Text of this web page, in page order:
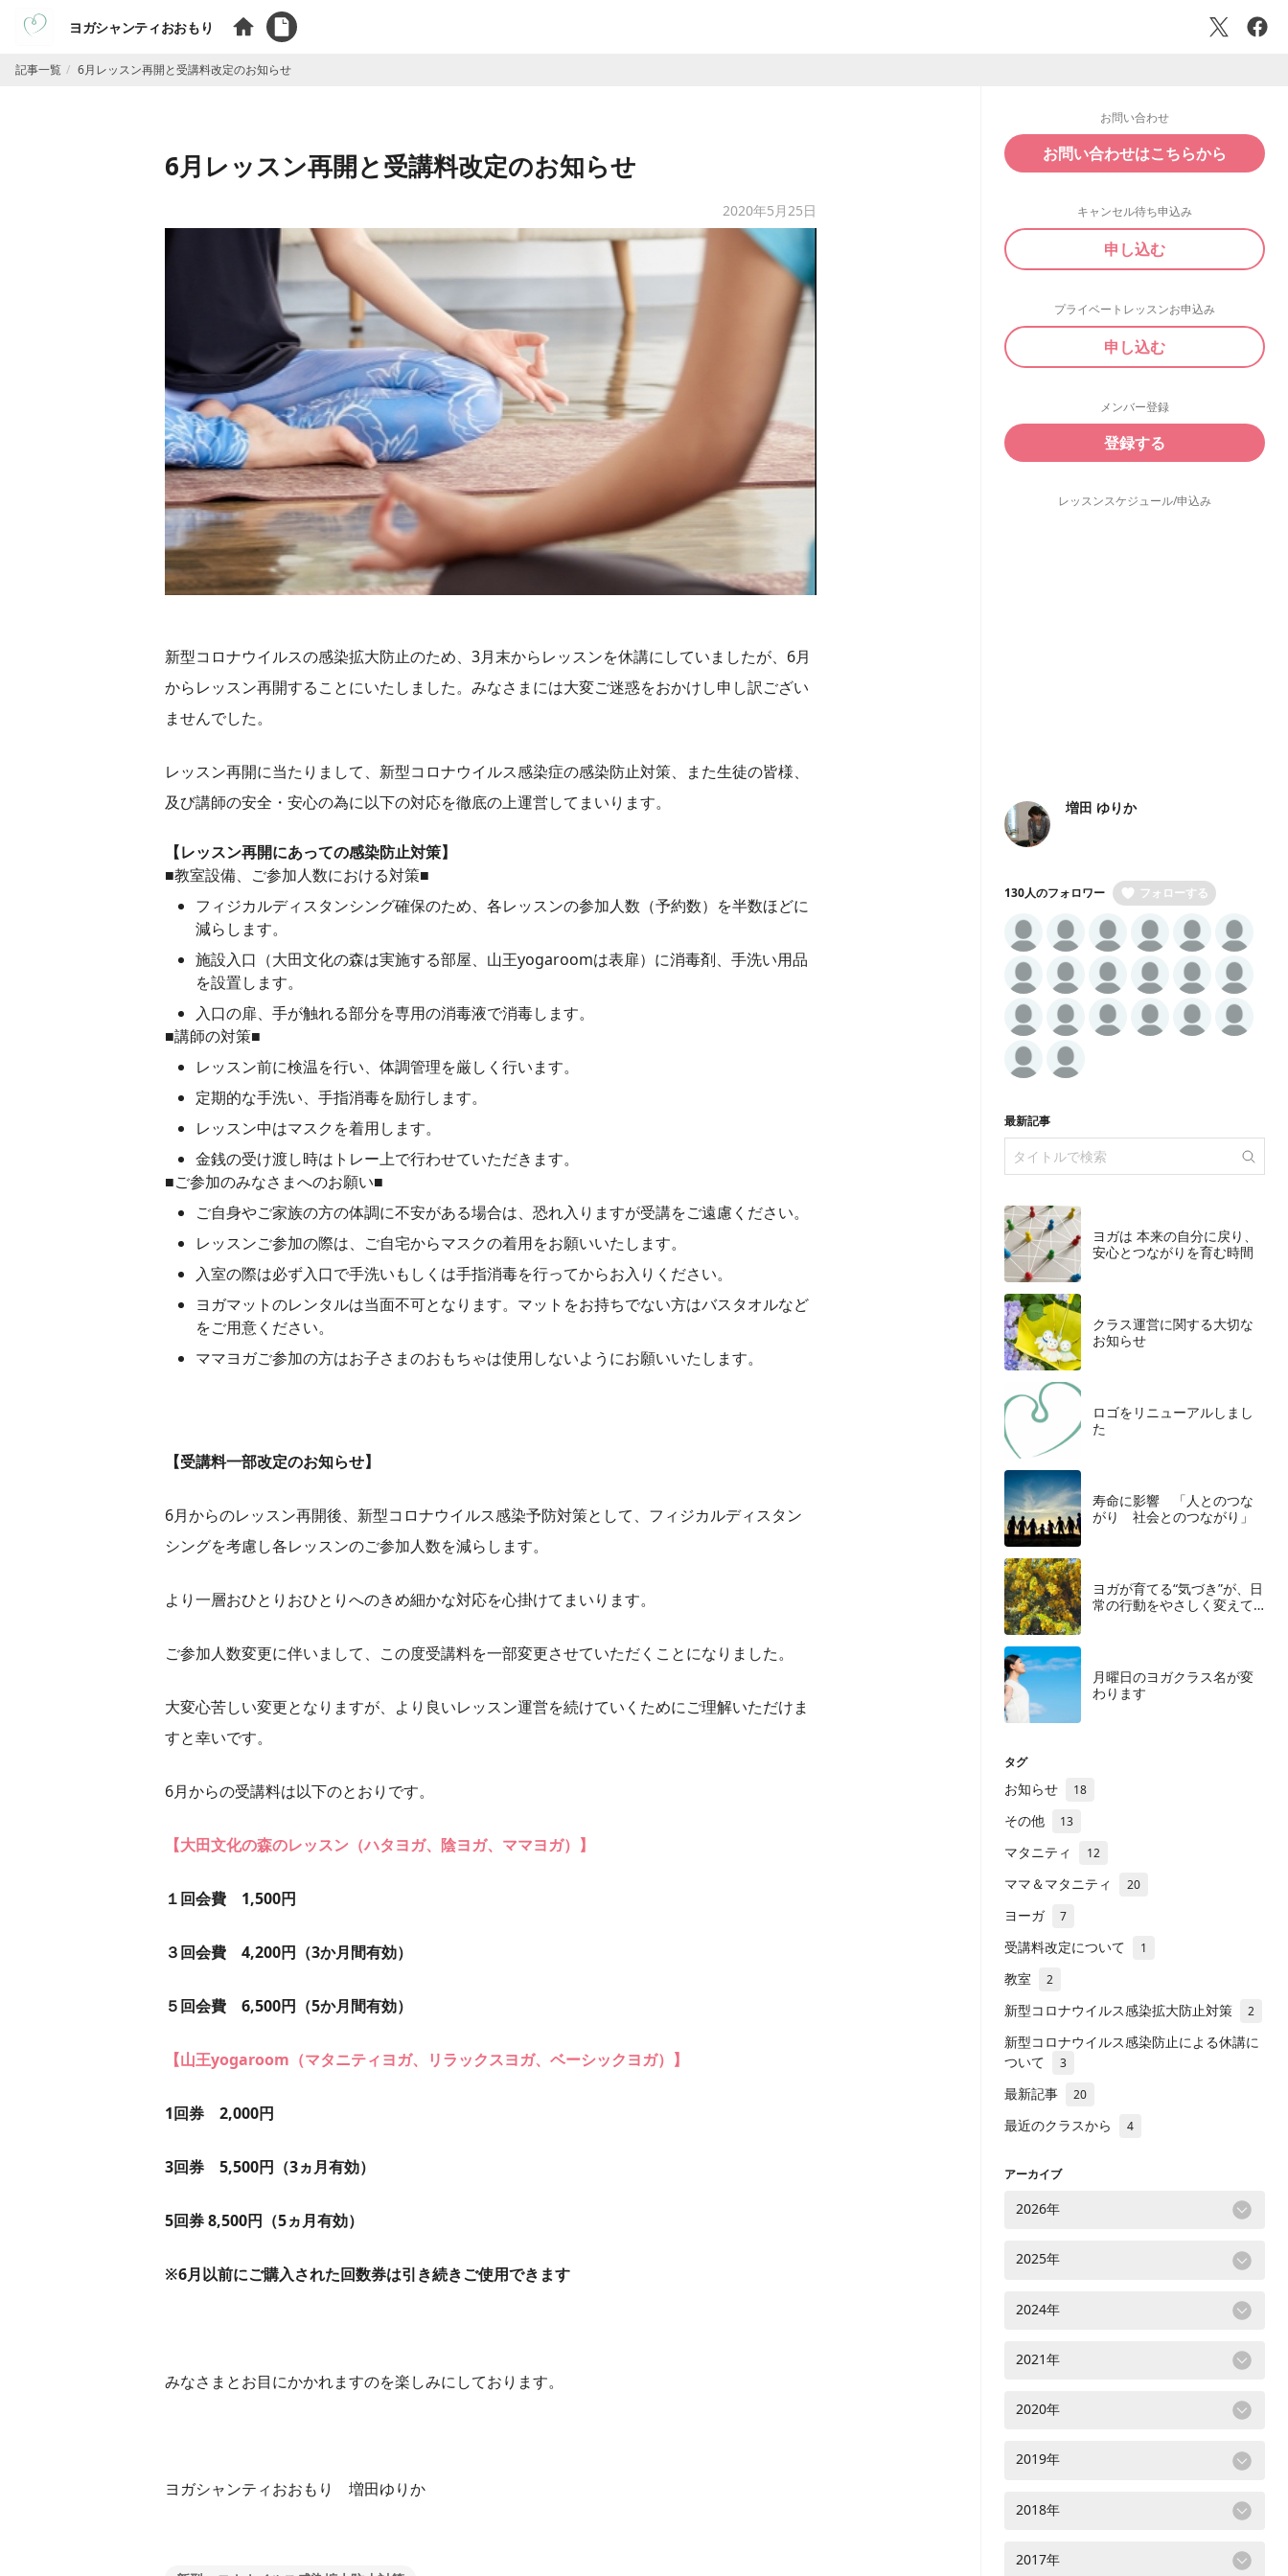
ヨガシャンティおおもり
記事一覧 6月レッスン再開と受講料改定のお知らせ
6月レッスン再開と受講料改定のお知らせ
2020年5月25日
新型コロナウイルスの感染拡大防止のため、3月末からレッスンを休講にしていましたが、6月
からレッスン再開することにいたしました。みなさまには大変ご迷惑をおかけし申し訳ござい
ませんでした。
レッスン再開に当たりまして、新型コロナウイルス感染症の感染防止対策、また生徒の皆様、
及び講師の安全・安心の為に以下の対応を徹底の上運営してまいります。
【レッスン再開にあっての感染防止対策】
■教室設備、ご参加人数における対策■
フィジカルディスタンシング確保のため、各レッスンの参加人数（予約数）を半数ほどに
減らします。
施設入口（大田文化の森は実施する部屋、山王yogaroomは表扉）に消毒剤、手洗い用品
を設置します。
入口の扉、手が触れる部分を専用の消毒液で消毒します。
■講師の対策■
レッスン前に検温を行い、体調管理を厳しく行います。
定期的な手洗い、手指消毒を励行します。
レッスン中はマスクを着用します。
金銭の受け渡し時はトレー上で行わせていただきます。
■ご参加のみなさまへのお願い■
ご自身やご家族の方の体調に不安がある場合は、恐れ入りますが受講をご遠慮ください。
レッスンご参加の際は、ご自宅からマスクの着用をお願いいたします。
入室の際は必ず入口で手洗いもしくは手指消毒を行ってからお入りください。
ヨガマットのレンタルは当面不可となります。マットをお持ちでない方はバスタオルなど
をご用意ください。
ママヨガご参加の方はお子さまのおもちゃは使用しないようにお願いいたします。
【受講料一部改定のお知らせ】
6月からのレッスン再開後、新型コロナウイルス感染予防対策として、フィジカルディスタン
シングを考慮し各レッスンのご参加人数を減らします。
より一層おひとりおひとりへのきめ細かな対応を心掛けてまいります。
ご参加人数変更に伴いまして、この度受講料を一部変更させていただくことになりました。
大変心苦しい変更となりますが、より良いレッスン運営を続けていくためにご理解いただけま
すと幸いです。
6月からの受講料は以下のとおりです。
【大田文化の森のレッスン（ハタヨガ、陰ヨガ、ママヨガ）】
１回会費 1,500円
３回会費 4,200円（3か月間有効）
５回会費 6,500円（5か月間有効）
【山王yogaroom（マタニティヨガ、リラックスヨガ、ベーシックヨガ）】
1回券 2,000円
3回券 5,500円（3ヵ月有効）
5回券 8,500円（5ヵ月有効）
※6月以前にご購入された回数券は引き続きご使用できます
みなさまとお目にかかれますのを楽しみにしております。
ヨガシャンティおおもり 増田ゆりか
お問い合わせ
お問い合わせはこちらから
キャンセル待ち申込み
申し込む
プライベートレッスンお申込み
申し込む
メンバー登録
登録する
レッスンスケジュール/申込み
増田 ゆりか
130人のフォロワー フォローする
最新記事
ヨガは 本来の自分に戻り、
安心とつながりを育む時間
クラス運営に関する大切な
お知らせ
ロゴをリニューアルしまし
た
寿命に影響 「人とのつな
がり 社会とのつながり」
ヨガが育てる“気づき”が、日
常の行動をやさしく変えて
月曜日のヨガクラス名が変
わります
タグ
お知らせ 18
その他 13
マタニティ 12
ママ＆マタニティ 20
ヨーガ 7
受講料改定について 1
教室 2
新型コロナウイルス感染拡大防止対策 2
新型コロナウイルス感染防止による休講に
ついて
3
最新記事 20
最近のクラスから 4
アーカイブ
2026年
2025年
2024年
2021年
2020年
2019年
2018年
2017年